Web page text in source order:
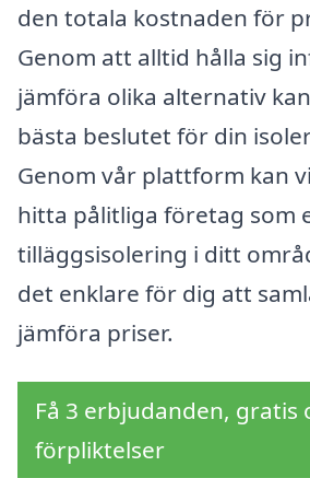
den totala kostnaden för
Genom att alltid hålla sig
jämföra olika alternativ
bästa beslutet för din
Genom vår plattform kan
hitta pålitliga företag som
tilläggsisolering i ditt
det enklare för dig att
jämföra priser.
Få 3 erbjudanden, gratis
förpliktelser